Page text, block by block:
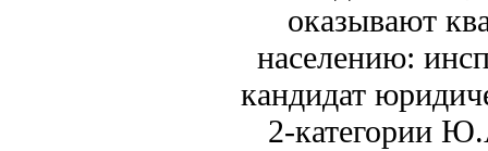
оказывают
населению:
кандидат
2-категории